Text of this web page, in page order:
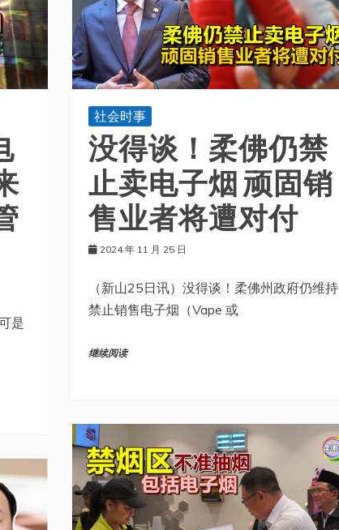
是
社会时事
没得谈！柔佛仍禁
止卖电子烟 顽固销
售业者将遭对付
2024 年 11 月 25 日
（新山25日讯）没得谈！柔佛州政府仍维持
禁止销售电子烟（Vape 或
继续阅读